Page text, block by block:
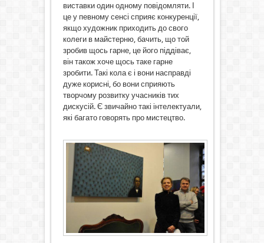
виставки один одному повідомляти. І
це у певному сенсі сприяє конкуренції,
якщо художник приходить до свого
колеги в майстерню, бачить, що той
зробив щось гарне, це його піддіває,
він також хоче щось таке гарне
зробити. Такі кола є і вони насправді
дуже корисні, бо вони сприяють
творчому розвитку учасників тих
дискусій. Є звичайно такі інтелектуали,
які багато говорять про мистецтво.